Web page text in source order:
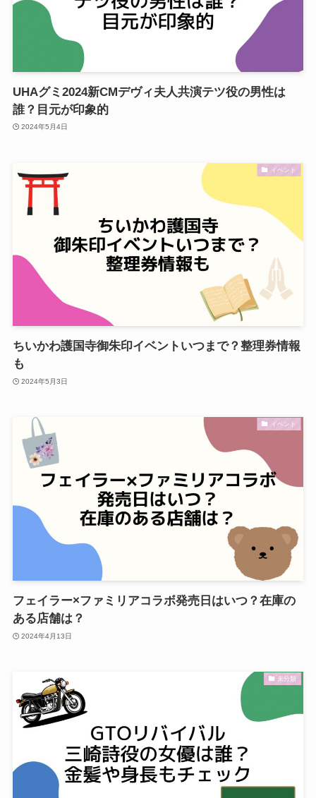
UHAグミ2024新CMデヴィ夫人共演テツ役の男性は
誰？目元が印象的
2024年5月4日
イベント
ちいかわ護国寺御朱印イベントいつまで？整理券情報
も
2024年5月3日
イベント
フェイラー×ファミリアコラボ発売日はいつ？在庫の
ある店舗は？
2024年4月13日
未分類